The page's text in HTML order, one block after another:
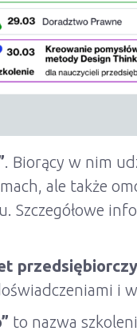
. Biorący w nim
ale także
Szczegółowe
i
to nazwa